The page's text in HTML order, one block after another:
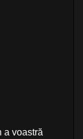
a voastră